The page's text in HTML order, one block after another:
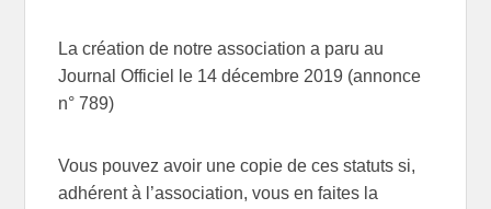
La création de notre association a paru au
Journal Officiel le 14 décembre 2019 (annonce
n° 789)
Vous pouvez avoir une copie de ces statuts si,
adhérent à l’association, vous en faites la